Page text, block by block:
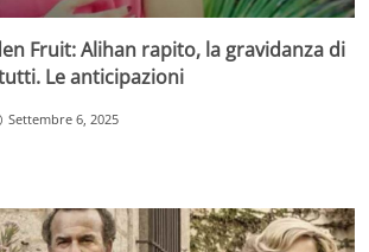
Fruit: Alihan rapito, la gravidanza di
Le anticipazioni
Settembre 6, 2025